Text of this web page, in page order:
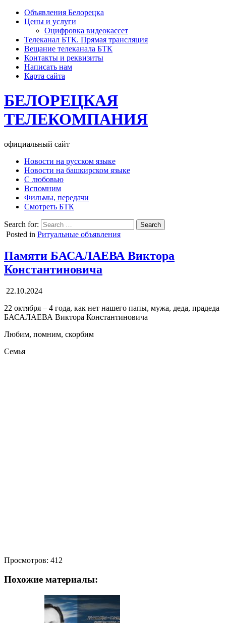
Объявления Белорецка
Цены и услуги
Оцифровка видеокассет
Телеканал БТК. Прямая трансляция
Вещание телеканала БТК
Контакты и реквизиты
Написать нам
Карта сайта
БЕЛОРЕЦКАЯ
ТЕЛЕКОМПАНИЯ
официальный сайт
Новости на русском языке
Новости на башкирском языке
С любовью
Вспомним
Фильмы, передачи
Смотреть БТК
Search for:
Posted in Ритуальные объявления
Памяти БАСАЛАЕВА Виктора
Константиновича
22.10.2024
22 октября – 4 года, как нет нашего папы, мужа, деда, прадеда
БАСАЛАЕВА Виктора Константиновича
Любим, помним, скорбим
Семья
Просмотров: 412
Похожие материалы: